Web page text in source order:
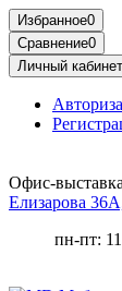
Избранное0
Сравнение0
Личный кабинет
Офис-
Елизарова
пн-пт: